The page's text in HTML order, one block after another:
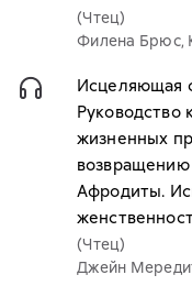
(Чтец)
Филена Брюс,
Исцеляющая
Руководство
жизненных
возвращению
Афродиты.
(Чтец)
Джейн